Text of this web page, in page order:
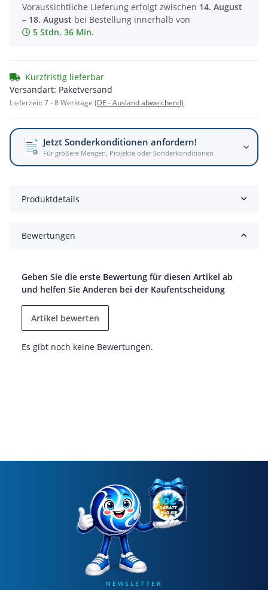
Voraussichtliche Lieferung erfolgt zwischen 14. August
– 18. August bei Bestellung innerhalb von
5 Stdn. 36 Min.
Kurzfristig lieferbar
Versandart: Paketversand
Lieferzeit:7 - 8 Werktage (DE - Ausland abweichend)
Jetzt Sonderkonditionen anfordern!
Für größere Mengen, Projekte oder Sonderkonditionen
Produktdetails
Bewertungen
Geben Sie die erste Bewertung für diesen Artikel ab
und helfen Sie Anderen bei der Kaufentscheidung
Artikel bewerten
Es gibt noch keine Bewertungen.
NEWSLETTER